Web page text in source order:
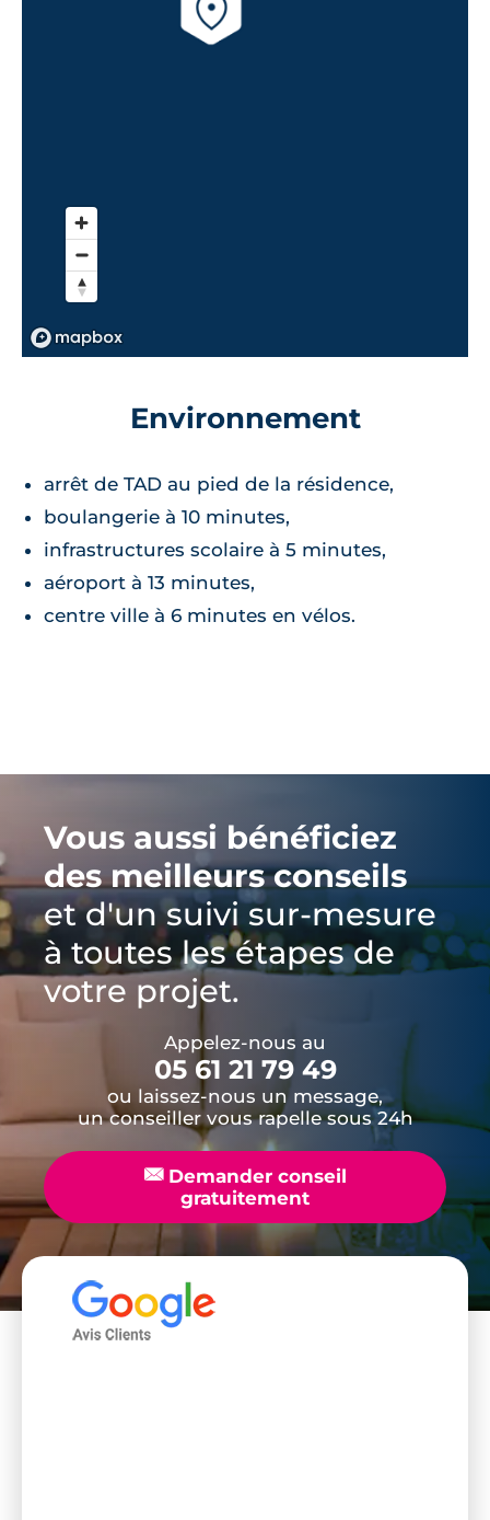
Environnement
arrêt de TAD au pied de la résidence,
boulangerie à 10 minutes,
infrastructures scolaire à 5 minutes,
aéroport à 13 minutes,
centre ville à 6 minutes en vélos.
Vous aussi bénéficiez
des meilleurs conseils
et d'un suivi sur-mesure
à toutes les étapes de
votre projet.
Appelez-nous au
05 61 21 79 49
ou laissez-nous un message,
un conseiller vous rapelle sous 24h
📧Demander conseil
gratuitement